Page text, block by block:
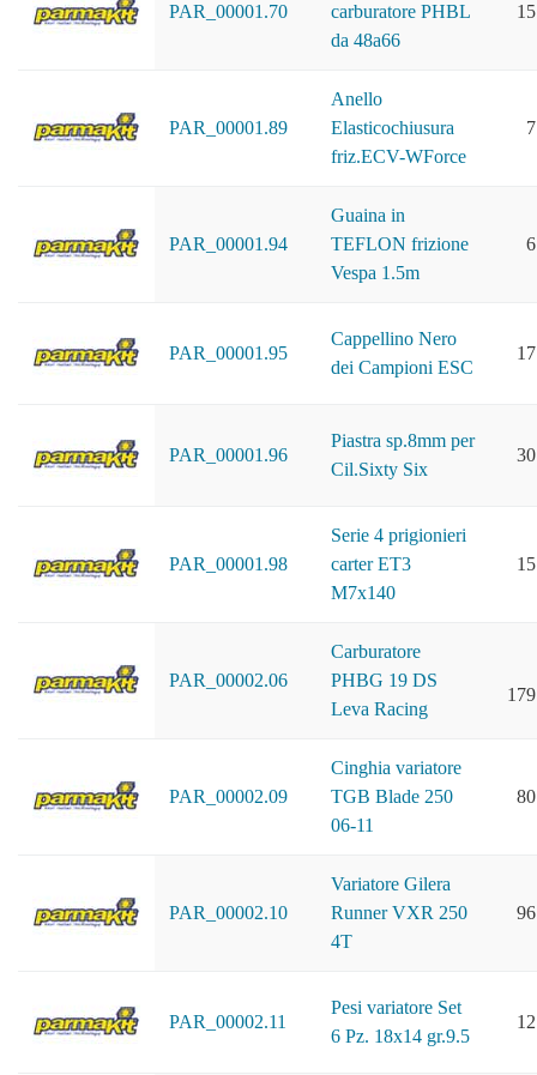
PAR_00001.70
carburatore PHBL
da 48a66
PAR_00001.89
Anello
Elasticochiusura
friz.ECV-WForce
PAR_00001.94
Guaina in
TEFLON frizione
Vespa 1.5m
PAR_00001.95
Cappellino Nero
dei Campioni ESC
PAR_00001.96
Piastra sp.8mm per
Cil.Sixty Six
PAR_00001.98
Serie 4 prigionieri
carter ET3
M7x140
PAR_00002.06
Carburatore
PHBG 19 DS
Leva Racing
PAR_00002.09
Cinghia variatore
TGB Blade 250
06-11
PAR_00002.10
Variatore Gilera
Runner VXR 250
4T
PAR_00002.11
Pesi variatore Set
6 Pz. 18x14 gr.9.5